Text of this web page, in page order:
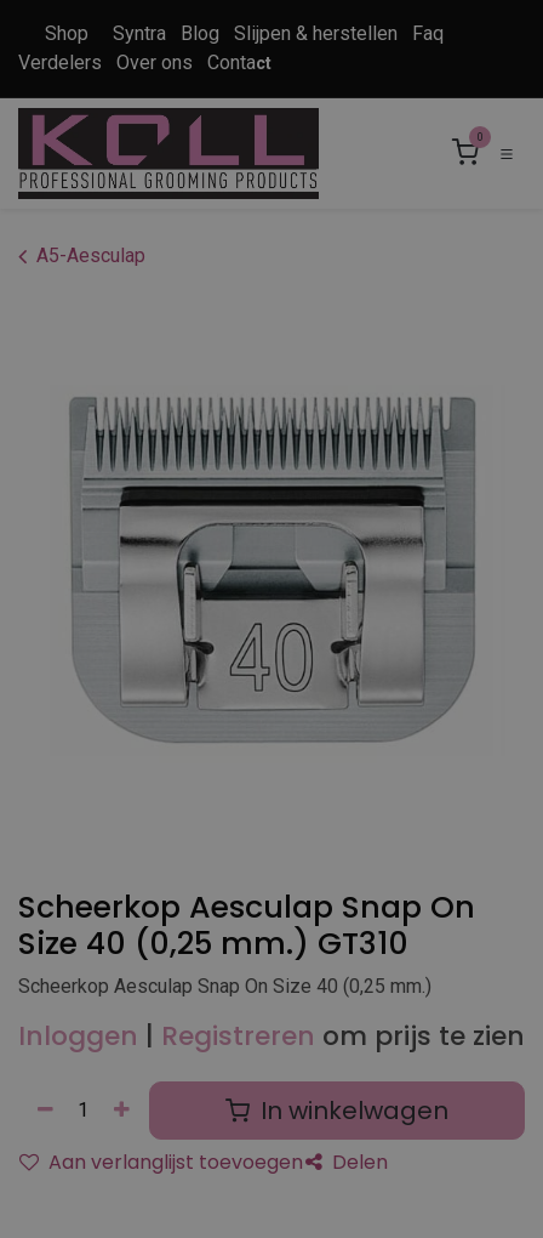
Shop Syntra Blog Slijpen & herstellen
Faq
Verdelers
Over ons Contact
0
A5-Aesculap
Scheerkop Aesculap Snap On
Size 40 (0,25 mm.) GT310
Scheerkop Aesculap Snap On Size 40 (0,25 mm.)
Inloggen | Registreren om prijs te zien
In winkelwagen
Aan verlanglijst toevoegen Delen